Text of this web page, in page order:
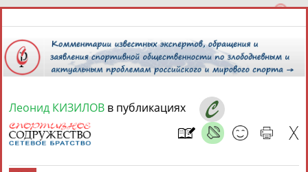
8 августа 2026 года,
СПОРТСМЕНЫ, ТРЕНЕРЫ И СПЕЦИАЛИСТЫ
Леонид КИЗИЛОВ в публикациях